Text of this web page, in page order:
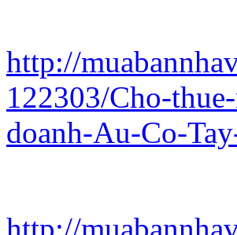
http://
122303/Cho-
doanh-Au-Co-